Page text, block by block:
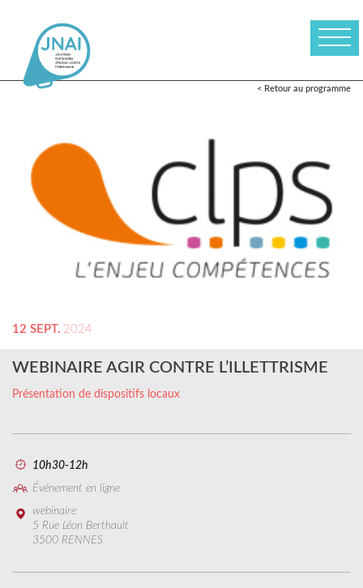
< Retour au programme
12 SEPT. 2024
WEBINAIRE AGIR CONTRE L’ILLETTRISME
Présentation de dispositifs locaux
10h30-12h
Événement en ligne
webinaire
5 Rue Léon Berthault
3500 RENNES